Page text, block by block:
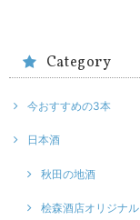
Category
今おすすめの3本
日本酒
秋田の地酒
桧森酒店オリジナル